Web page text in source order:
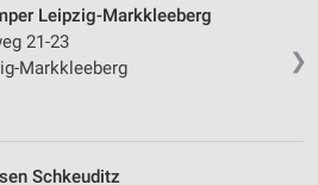
❯
Leipzig-Markkleeberg
21-23
Markkleeberg
Schkeuditz
zur Auswahl
Personalisierung